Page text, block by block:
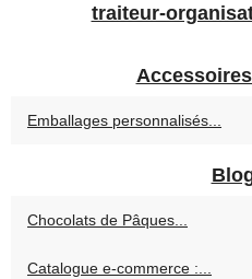
traiteur-
Emballages personnalisés...
Chocolats de Pâques...
Catalogue e‑commerce :...